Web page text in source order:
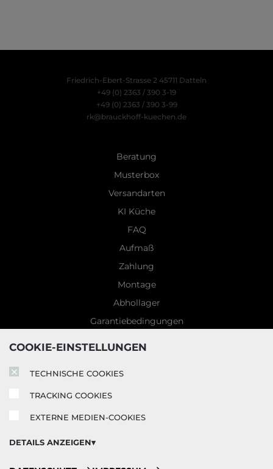
COOKIE-EINSTELLUNGEN
TECHNISCHE COOKIES
TRACKING COOKIES
EXTERNE MEDIEN-COOKIES
DETAILS ANZEIGEN
Friedrich-Ebert-Strasse 2 45711 Datteln
+49 (0) 2363 / 390 3-19
+49 (0) 2363 / 390 3-99
rk@brauckhoff-kuechen.de
Beratung
Musterbox
Versandarten
KI Küche
FAQ
Aufmaß
Zahlung
Montage
Abhollager
Garantiebedingungen